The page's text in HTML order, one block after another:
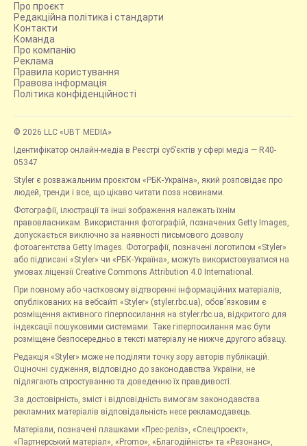
Про проєкт
Редакційна політика і стандарти
Контакти
Команда
Про компанію
Реклама
Правила користування
Правова інформація
Політика конфіденційності
© 2026 LLC «UBT MEDIA»
Ідентифікатор онлайн-медіа в Реєстрі суб’єктів у сфері медіа — R40-
05347
Styler є розважальним проєктом «РБК-Україна», який розповідає про
людей, тренди і все, що цікаво читати поза новинами.
Фотографії, ілюстрації та інші зображення належать їхнім
правовласникам. Використання фотографій, позначених Getty Images,
допускається виключно за наявності письмового дозволу
фотоагентства Getty Images. Фотографії, позначені логотипом «Styler»
або підписані «Styler» чи «РБК-Україна», можуть використовуватися на
умовах ліцензії Creative Commons Attribution 4.0 International.
При повному або частковому відтворенні інформаційних матеріалів,
опублікованих на вебсайті «Styler» (styler.rbc.ua), обов'язковим є
розміщення активного гіперпосилання на styler.rbc.ua, відкритого для
індексації пошуковими системами. Таке гіперпосилання має бути
розміщене безпосередньо в тексті матеріалу не нижче другого абзацу.
Редакція «Styler» може не поділяти точку зору авторів публікацій.
Оціночні судження, відповідно до законодавства України, не
підлягають спростуванню та доведенню їх правдивості.
За достовірність, зміст і відповідність вимогам законодавства
рекламних матеріалів відповідальність несе рекламодавець.
Матеріали, позначені плашками «Прес-реліз», «Спецпроєкт»,
«Партнерський матеріал», «Promo», «Благодійність» та «Резонанс»,